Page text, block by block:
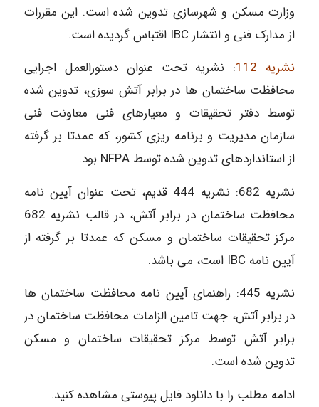
وزارت مسکن و شهرسازی تدوین شده است. این مقررات
از مدارک فنی و انتشار IBC اقتباس گردیده است.
نشریه 112
: نشریه تحت عنوان دستورالعمل اجرایی
محافظت ساختمان ها در برابر آتش سوزی، تدوین شده
توسط دفتر تحقیقات و معیارهای فنی معاونت فنی
سازمان مدیریت و برنامه ریزی کشور، که عمدتا بر گرفته
از استانداردهای تدوین شده توسط NFPA بود.
نشریه 682: نشریه 444 قدیم، تحت عنوان آیین نامه
محافظت ساختمان در برابر آتش، در قالب نشریه 682
مرکز تحقیقات ساختمان و مسکن که عمدتا بر گرفته از
آیین نامه IBC است، می باشد.
نشریه 445: راهنمای آیین نامه محافظت ساختمان ها
در برابر آتش، جهت تامین الزامات محافظت ساختمان در
برابر آتش توسط مرکز تحقیقات ساختمان و مسکن
تدوین شده است.
ادامه مطلب را با دانلود فایل پیوستی مشاهده کنید.